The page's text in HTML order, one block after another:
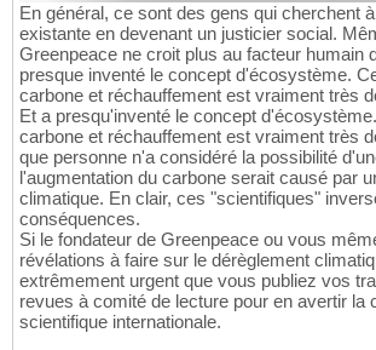
En général, ce sont des gens qui cherchent
existante en devenant un justicier social.
Greenpeace ne croit plus au facteur humain
presque inventé le concept d'écosystème.
carbone et réchauffement est vraiment très
Et a presqu'inventé le concept
carbone et réchauffement est vraiment très
que personne n'a considéré la possibilité
l'augmentation du carbone serait causé par
climatique. En clair, ces "scientifiques"
conséquences.
Si le fondateur de Greenpeace ou vous
révélations à faire sur le dérèglement
extrêmement urgent que vous publiez vos
revues à comité de lecture pour en avertir la
scientifique internationale.